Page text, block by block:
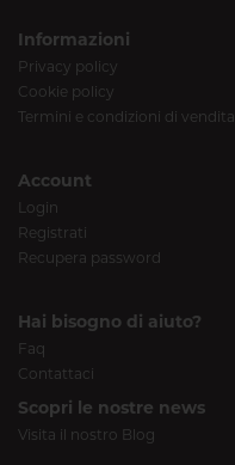
Informazioni
Privacy policy
Cookie policy
Termini e condizioni di vendita
Account
Login
Registrati
Recupera password
Hai bisogno di aiuto?
Faq
Contattaci
Scopri le nostre news
Visita il nostro Blog